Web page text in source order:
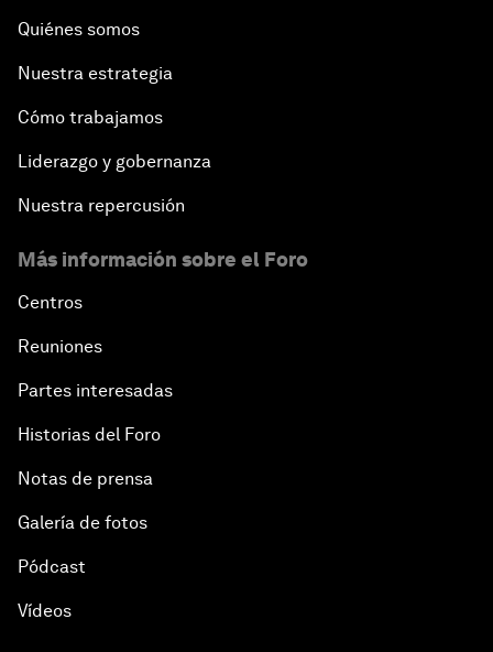
Quiénes somos
Nuestra estrategia
Cómo trabajamos
Liderazgo y gobernanza
Nuestra repercusión
Más información sobre el Foro
Centros
Reuniones
Partes interesadas
Historias del Foro
Notas de prensa
Galería de fotos
Pódcast
Vídeos